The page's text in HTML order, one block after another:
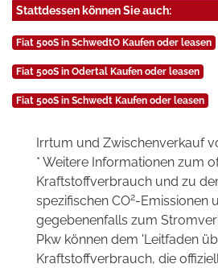
Stattdessen können Sie auch:
Fiat 500S in SchwedtO Kaufen oder leasen
Fiat 500S in Odertal Kaufen oder leasen
Fiat 500S in Schwedt Kaufen oder leasen
Irrtum und Zwischenverkauf
* Weitere Informationen zum
Kraftstoffverbrauch und zu
spezifischen CO2-Emissionen
gegebenenfalls zum
Pkw können dem 'Leitfaden
Kraftstoffverbrauch, die